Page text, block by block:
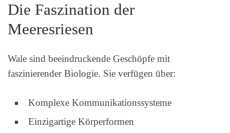
Die Faszination der
Meeresriesen
Wale sind beeindruckende Geschöpfe mit
faszinierender Biologie. Sie verfügen über:
Komplexe Kommunikationssysteme
Einzigartige Körperformen